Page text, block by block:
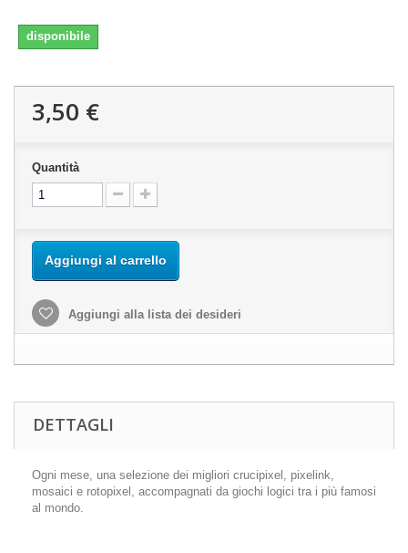
disponibile
3,50 €
Quantità
Aggiungi al carrello
Aggiungi alla lista dei desideri
DETTAGLI
Ogni mese, una selezione dei migliori crucipixel, pixelink,
mosaici e rotopixel, accompagnati da giochi logici tra i più famosi
al mondo.